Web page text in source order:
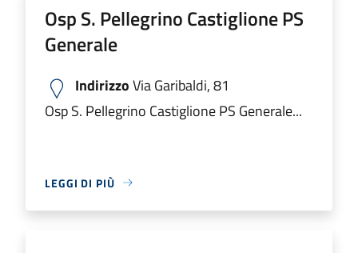
Osp S. Pellegrino Castiglione PS
Generale
IndirizzoVia Garibaldi, 81
Osp S. Pellegrino Castiglione PS Generale...
LEGGI DI PIÙ